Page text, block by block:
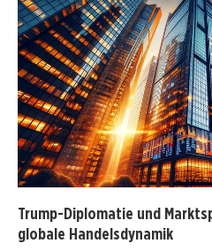
Trump-Diplomatie und
globale Handelsdynamik